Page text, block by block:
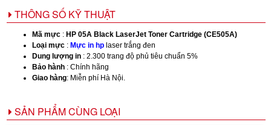
THÔNG SỐ KỸ THUẬT
Mã mực : HP 05A Black LaserJet Toner Cartridge (CE505A)
Loại mực : Mực in hp laser trắng đen
Dung lượng in : 2.300 trang độ phủ tiêu chuẩn 5%
Bảo hành : Chính hãng
Giao hàng: Miễn phí Hà Nội.
SẢN PHẨM CÙNG LOẠI